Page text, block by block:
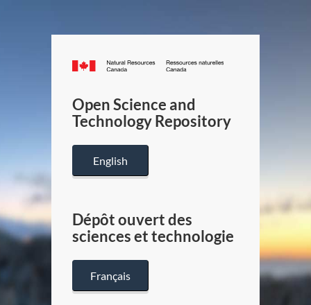
Canada.ca
/
Canada
Open Science and
Technology Repository
English
Dépôt ouvert des
sciences et technologie
Français